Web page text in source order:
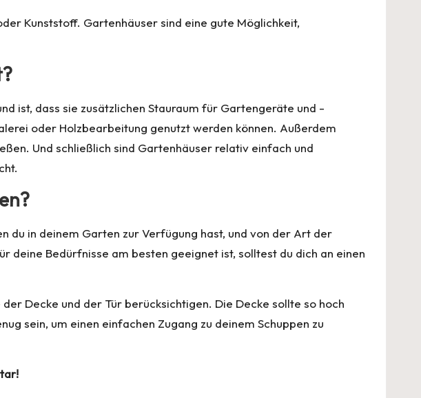
Kunststoff. Gartenhäuser sind eine gute Möglichkeit,
ist, dass sie zusätzlichen Stauraum für Gartengeräte und -
oder Holzbearbeitung genutzt werden können. Außerdem
Und schließlich sind Gartenhäuser relativ einfach und
du in deinem Garten zur Verfügung hast, und von der Art der
deine Bedürfnisse am besten geeignet ist, solltest du dich an einen
Decke und der Tür berücksichtigen. Die Decke sollte so hoch
sein, um einen einfachen Zugang zu deinem Schuppen zu